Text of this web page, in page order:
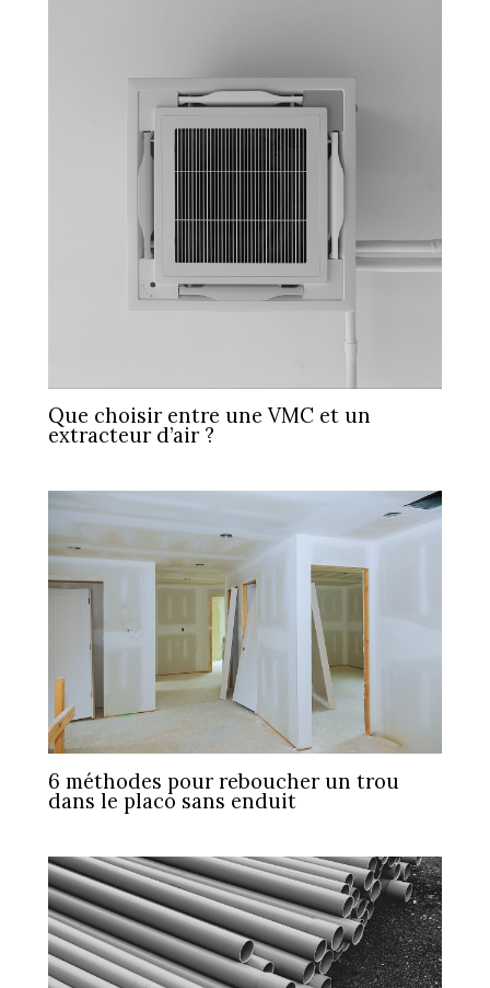
Que choisir entre une VMC et un
extracteur d’air ?
6 méthodes pour reboucher un trou
dans le placo sans enduit